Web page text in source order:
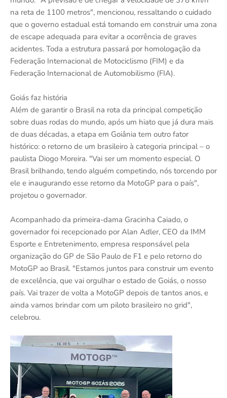
na reta de 1100 metros", mencionou, ressaltando o cuidado
que o governo estadual está tomando em construir uma zona
de escape adequada para evitar a ocorrência de graves
acidentes. Toda a estrutura passará por homologação da
Federação Internacional de Motociclismo (FIM) e da
Federação Internacional de Automobilismo (FIA).
Goiás faz história
Além de garantir o Brasil na rota da principal competição
sobre duas rodas do mundo, após um hiato que já dura mais
de duas décadas, a etapa em Goiânia tem outro fator
histórico: o retorno de um brasileiro à categoria principal – o
paulista Diogo Moreira. "Vai ser um momento especial. O
Brasil brilhando, tendo alguém competindo, nós torcendo por
ele e inaugurando esse retorno da MotoGP para o país",
projetou o governador.
Acompanhado da primeira-dama Gracinha Caiado, o
governador foi recepcionado por Alan Adler, CEO da IMM
Esporte e Entretenimento, empresa responsável pela
organização do GP de São Paulo de F1 e pelo retorno do
MotoGP ao Brasil. "Estamos juntos para construir um evento
de excelência, que vai orgulhar o estado de Goiás, o nosso
país. Vai trazer de volta a MotoGP depois de tantos anos, e
ainda vamos brindar com um piloto brasileiro no grid",
celebrou.